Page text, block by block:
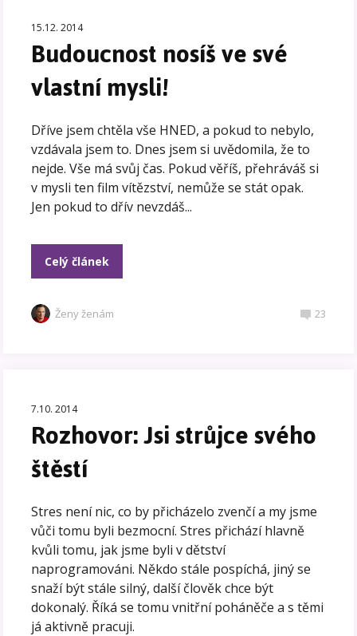
15.12. 2014
Budoucnost nosíš ve své
vlastní mysli!
Dříve jsem chtěla vše HNED, a pokud to nebylo,
vzdávala jsem to. Dnes jsem si uvědomila, že to
nejde. Vše má svůj čas. Pokud věříš, přehráváš si
v mysli ten film vítězství, nemůže se stát opak.
Jen pokud to dřív nevzdáš...
Celý článek
Ženy ženám 23
7.10. 2014
Rozhovor: Jsi strůjce svého
štěstí
Stres není nic, co by přicházelo zvenčí a my jsme
vůči tomu byli bezmocní. Stres přichází hlavně
kvůli tomu, jak jsme byli v dětství
naprogramováni. Někdo stále pospíchá, jiný se
snaží být stále silný, další člověk chce být
dokonalý. Říká se tomu vnitřní poháněče a s těmi
já aktivně pracuji.